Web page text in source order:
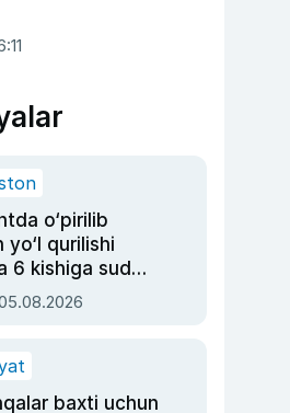
o‘pirilib
yo‘l qurilishi
6 kishiga sud
baxti uchun